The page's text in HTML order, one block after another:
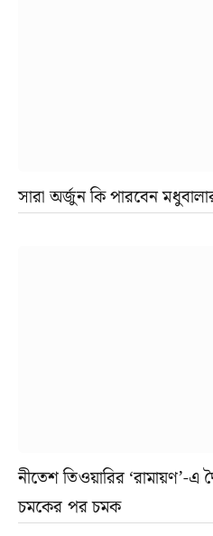
সারা অর্জুন কি পারবেন
নীতেশ তিওয়ারির ‘রামায়ণ’-এ
চমকের পর চমক